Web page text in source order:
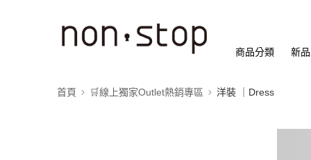
商品分類 新
首頁 🛒線上獨家Outlet熱銷專區 洋裝 ｜Dress